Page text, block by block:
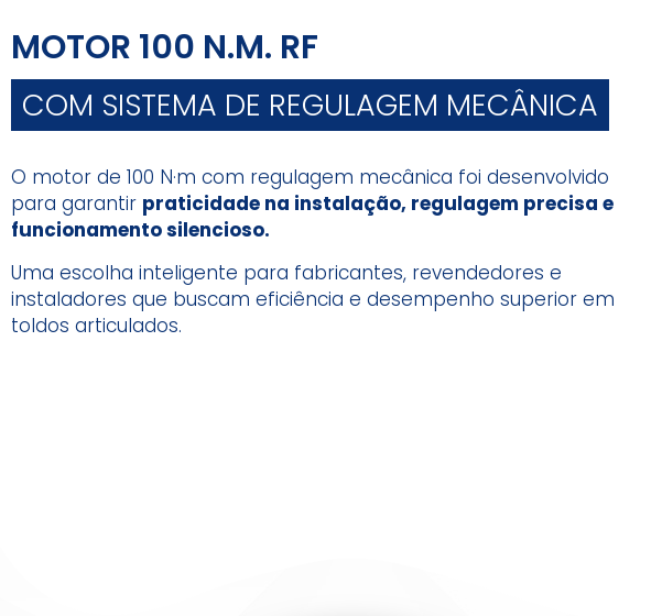
MOTOR 100 N.M. RF
COM SISTEMA DE REGULAGEM MECÂNICA
O motor de 100 N·m com regulagem mecânica foi desenvolvido
para garantir praticidade na instalação, regulagem precisa e
funcionamentosilencioso.
Uma escolha inteligente para fabricantes, revendedores e
instaladores que buscam eficiência e desempenho superior em
toldos articulados.